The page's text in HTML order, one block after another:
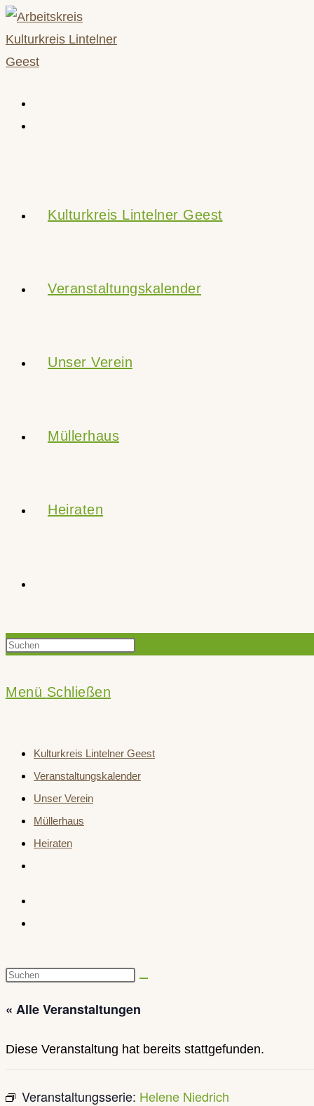
Zum
Inhalt
springen
Kulturkreis Lintelner Geest
Veranstaltungskalender
Unser Verein
Müllerhaus
Heiraten
Suche
Press
search
panel.
Menü Schließen
Kulturkreis Lintelner Geest
Veranstaltungskalender
Unser Verein
Müllerhaus
Heiraten
Diese
durchsuchen
« Alle Veranstaltungen
Diese Veranstaltung hat bereits stattgefunden.
Veranstaltungsserie: Helene Niedrich